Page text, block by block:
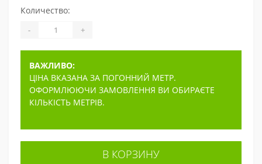
Количество:
- +
ВАЖЛИВО:
ЦІНА ВКАЗАНА ЗА ПОГОННИЙ МЕТР.
ОФОРМЛЮЮЧИ ЗАМОВЛЕННЯ ВИ ОБИРАЄТЕ
КІЛЬКІСТЬ МЕТРІВ.
В КОРЗИНУ